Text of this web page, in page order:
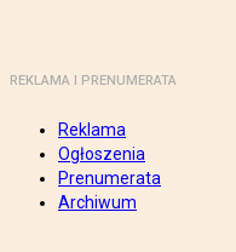
REKLAMA I PRENUMERATA
Reklama
Ogłoszenia
Prenumerata
Archiwum